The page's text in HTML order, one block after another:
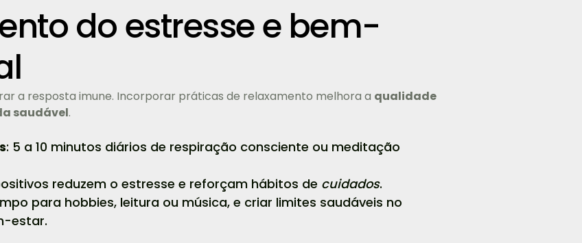
do estresse e bem-
a resposta imune. Incorporar práticas de relaxamento melhora a qualidade
saudável.
: 5 a 10 minutos diários de respiração consciente ou meditação
reduzem o estresse e reforçam hábitos de cuidados.
para hobbies, leitura ou música, e criar limites saudáveis no
estar.